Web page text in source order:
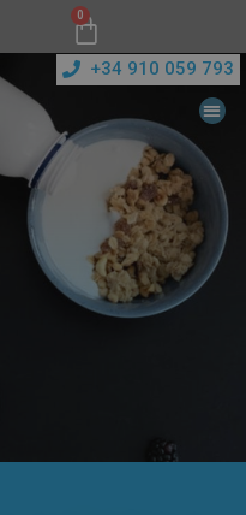
0
+34 910 059 793